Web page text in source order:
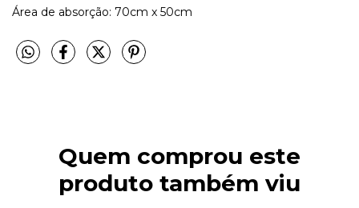
Área de absorção: 70cm x 50cm
Quem comprou este
produto também viu